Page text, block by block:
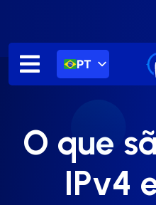
conteúdo
PT
O que
IPv4